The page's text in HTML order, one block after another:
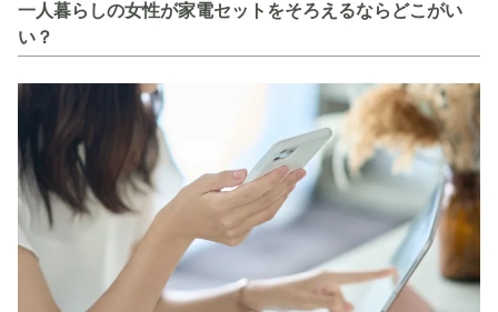
一人暮らしの女性が家電セットをそろえるならどこがい
い？